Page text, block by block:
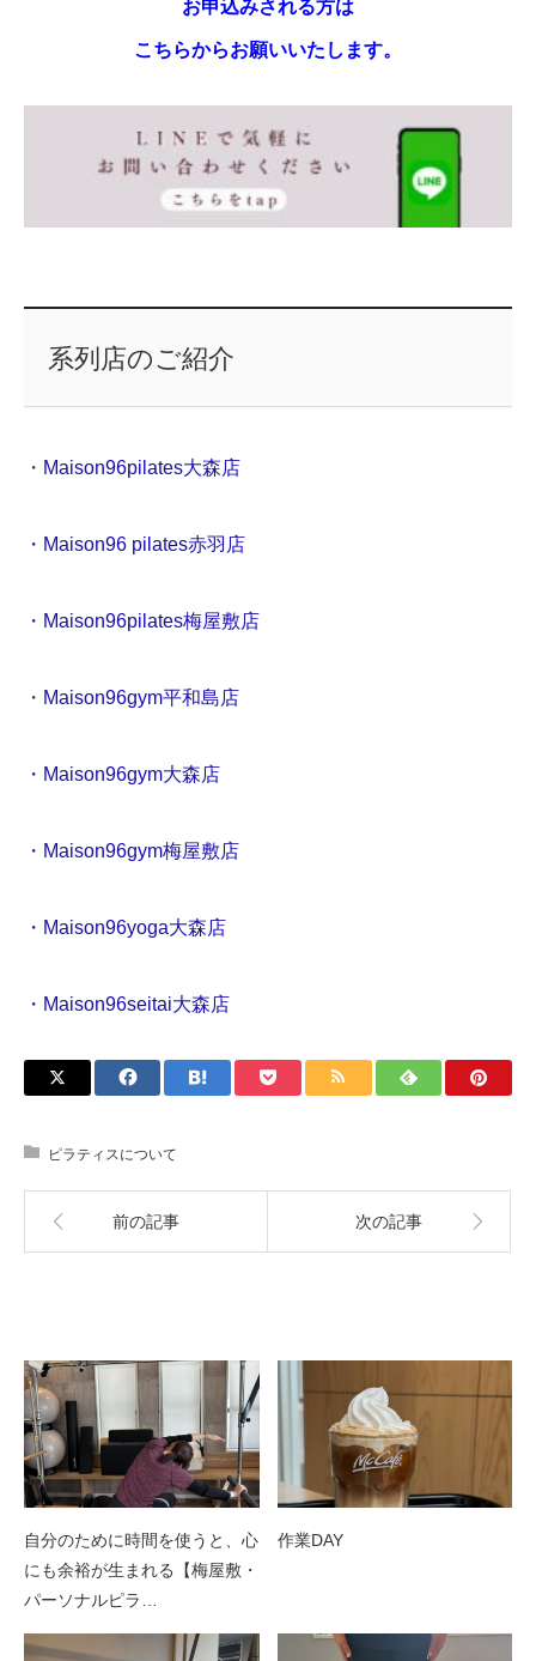
お申込みされる方は
こちらからお願いいたします。
系列店のご紹介
・ Maison96pilates大森店
・Maison96 pilates赤羽店
・Maison96pilates梅屋敷店
・ Maison96gym平和島店
・Maison96gym大森店
・Maison96gym梅屋敷店
・Maison96yoga大森店
・Maison96seitai大森店
ピラティスについて
前の記事 次の記事
自分のために時間を使うと、心
にも余裕が生まれる【梅屋敷・
パーソナルピラ…
作業DAY